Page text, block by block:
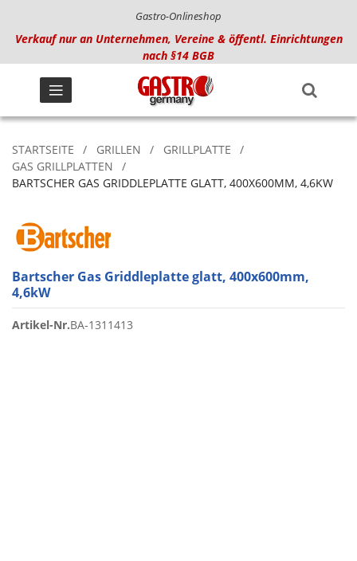
Gastro-Onlineshop
Verkauf nur an Unternehmen, Vereine & öffentl. Einrichtungen
nach §14 BGB
STARTSEITE GRILLEN
GRILLPLATTE
GAS GRILLPLATTEN
BARTSCHER GAS GRIDDLEPLATTE GLATT, 400X600MM, 4,6KW
Bartscher Gas Griddleplatte glatt, 400x600mm,
4,6kW
Artikel-Nr.BA-1311413